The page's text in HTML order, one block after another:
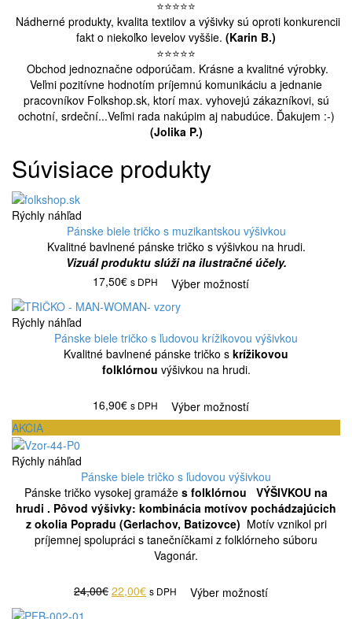
⭐️⭐️⭐️⭐️⭐️
Nádherné produkty, kvalita textilov a výšivky sú oproti konkurencii
fakt o niekoľko levelov vyššie. (Karin B.)
⭐️⭐️⭐️⭐️⭐️
Obchod jednoznačne odporúčam. Krásne a kvalitné výrobky.
Veľmi pozitívne hodnotím príjemnú komunikáciu a jednanie
pracovníkov Folkshop.sk, ktorí max. vyhovejú zákazníkovi, sú
ochotní, srdeční...Veľmi rada nakúpim aj nabudúce. Ďakujem :-)
(Jolika P.)
Súvisiace produkty
Rýchly náhľad
Pánske biele tričko s muzikantskou výšivkou
Kvalitné bavlnené pánske tričko s výšivkou na hrudi.
Vizuál produktu slúži na ilustračné účely.
17,50€ s DPH Výber možností
Rýchly náhľad
Pánske biele tričko s ľudovou krížikovou výšivkou
Kvalitné bavlnené pánske tričko s krížikovou
folklórnou výšivkou na hrudi.
16,90€ s DPH
Výber možností
AKCIA
Rýchly náhľad
Pánske biele tričko s ľudovou výšivkou
Pánske tričko vysokej gramáže s folklórnou VÝŠIVKOU na
hrudi . Pôvod výšivky: kombinácia motívov pochádzajúcich
z okolia Popradu (Gerlachov, Batizovce) Motív vznikol pri
príjemnej spolupráci s tanečníčkami z folklórneho súboru
Vagonár.
24,00€ 22,00€ s DPH Výber možností